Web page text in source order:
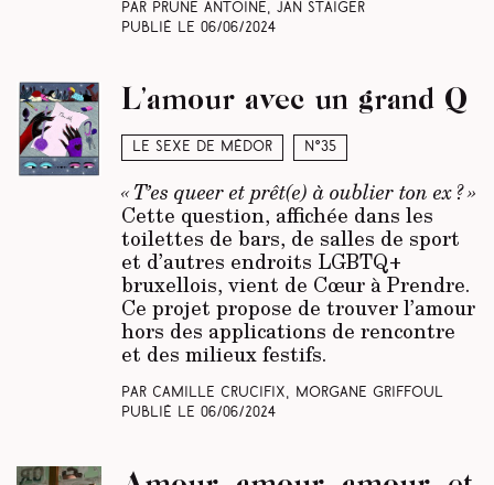
Par Prune Antoine, Jan Staiger
Publié le 06/06/2024
Le sexe de Médor N°35
L’amour avec un grand Q
« T’es queer et prêt(e) à oublier ton ex ? »
Cette question, affichée dans les
toilettes de bars, de salles de sport
et d’autres endroits LGBTQ+
bruxellois, vient de Cœur à Prendre.
Ce projet propose de trouver l’amour
hors des applications de rencontre
et des milieux festifs.
Par Camille Crucifix, Morgane Griffoul
Publié le 06/06/2024